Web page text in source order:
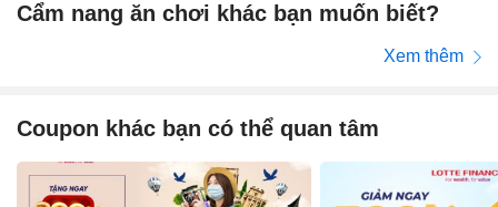
Cẩm nang ăn chơi khác bạn muốn biết?
Xem thêm
Coupon khác bạn có thể quan tâm